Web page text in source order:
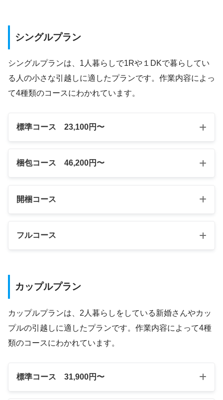
シングルプラン
シングルプランは、1人暮らしで1Rや１DKで暮らしてい
る人の小さな引越しに適したプランです。作業内容によっ
て4種類のコースにわかれています。
標準コース 23,100円〜
梱包コース 46,200円〜
開梱コース
フルコース
カップルプラン
カップルプランは、2人暮らしをしている新婚さんやカッ
プルの引越しに適したプランです。作業内容によって4種
類のコースにわかれています。
標準コース 31,900円〜